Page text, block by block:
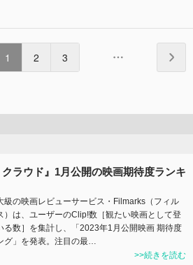
1 2 3
クラウド』1月公開の映画期待度ランキ
級の映画レビューサービス・Filmarks（フィル
）は、ユーザーのClip!数［観たい映画として登
る数］を集計し、「2023年1月公開映画 期待度
グ」を発表。注目の最…
>>続きを読む